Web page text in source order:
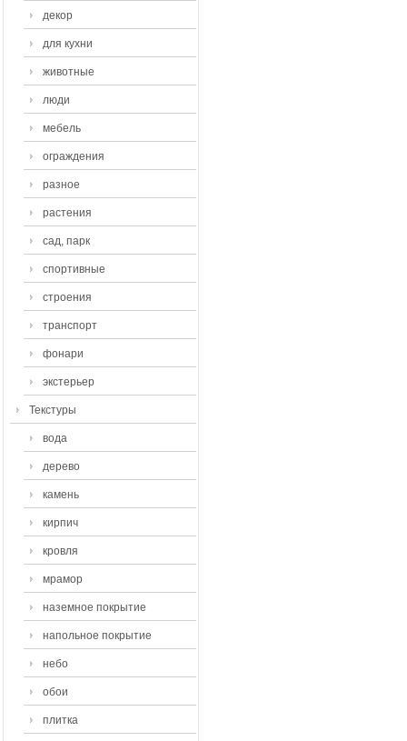
декор
для кухни
животные
люди
мебель
ограждения
разное
растения
сад, парк
спортивные
строения
транспорт
фонари
экстерьер
Текстуры
вода
дерево
камень
кирпич
кровля
мрамор
наземное покрытие
напольное покрытие
небо
обои
плитка